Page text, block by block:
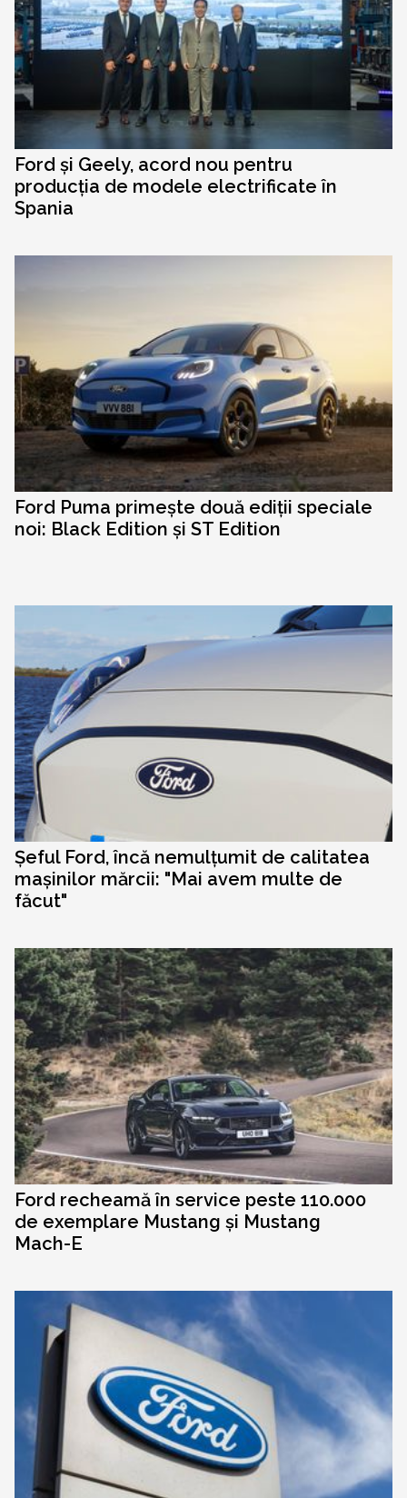
Ford și Geely, acord nou pentru
producția de modele electrificate în
Spania
Ford Puma primește două ediții speciale
noi: Black Edition și ST Edition
Șeful Ford, încă nemulțumit de calitatea
mașinilor mărcii: "Mai avem multe de
făcut"
Ford recheamă în service peste 110.000
de exemplare Mustang și Mustang
Mach-E